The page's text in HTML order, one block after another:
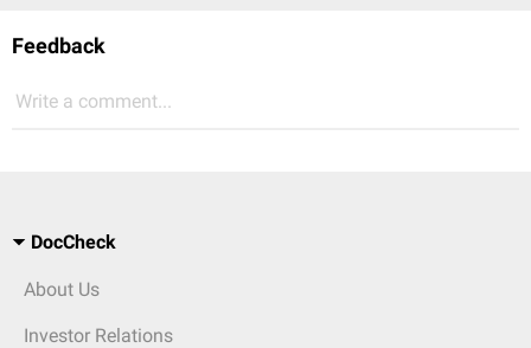
Feedback
Write a comment...
DocCheck
About Us
Investor Relations